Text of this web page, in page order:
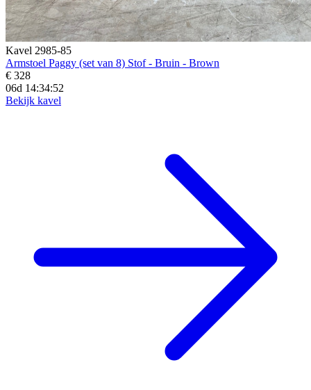
Kavel 2985-85
Armstoel Paggy (set van 8) Stof - Bruin - Brown
€ 328
06d 14:34:50
Bekijk kavel